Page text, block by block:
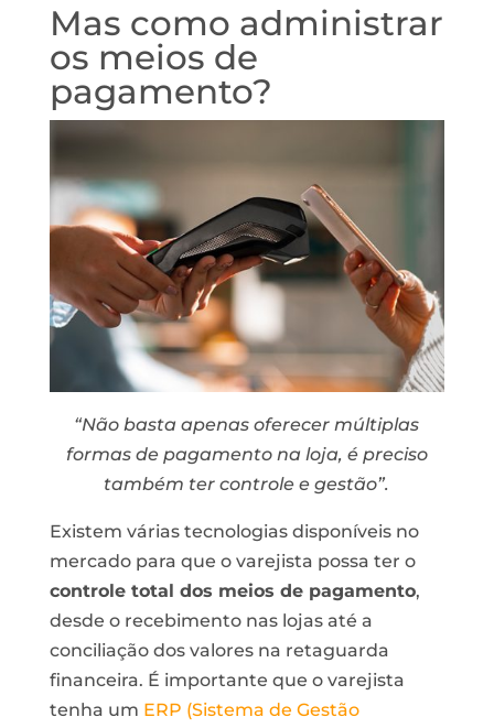
Mas como administrar
os meios de
pagamento?
“Não basta apenas oferecer múltiplas
formas de pagamento na loja, é preciso
também ter controle e gestão”.
Existem várias tecnologias disponíveis no
mercado para que o varejista possa ter o
controle total dos meios de pagamento,
desde o recebimento nas lojas até a
conciliação dos valores na retaguarda
financeira. É importante que o varejista
tenha um ERP (Sistema de Gestão